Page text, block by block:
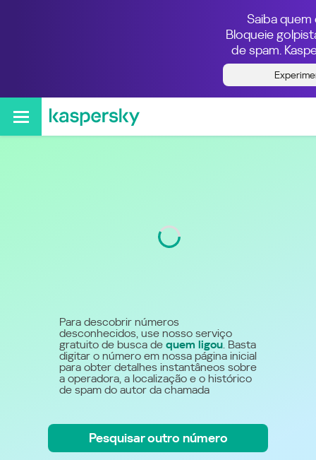
Saiba quem
Bloqueie
de spam.
Quem ligou do número
011940887682
Para descobrir números
desconhecidos, use nosso serviço
gratuito de busca de quem ligou. Basta
digitar o número em nossa página inicial
para obter detalhes instantâneos sobre
a operadora, a localização e o histórico
de spam do autor da chamada
Pesquisar outro número